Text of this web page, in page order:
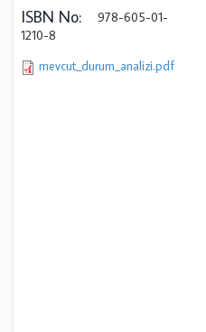
ISBN No:
978-605-01-
1210-8
mevcut_durum_analizi.pdf